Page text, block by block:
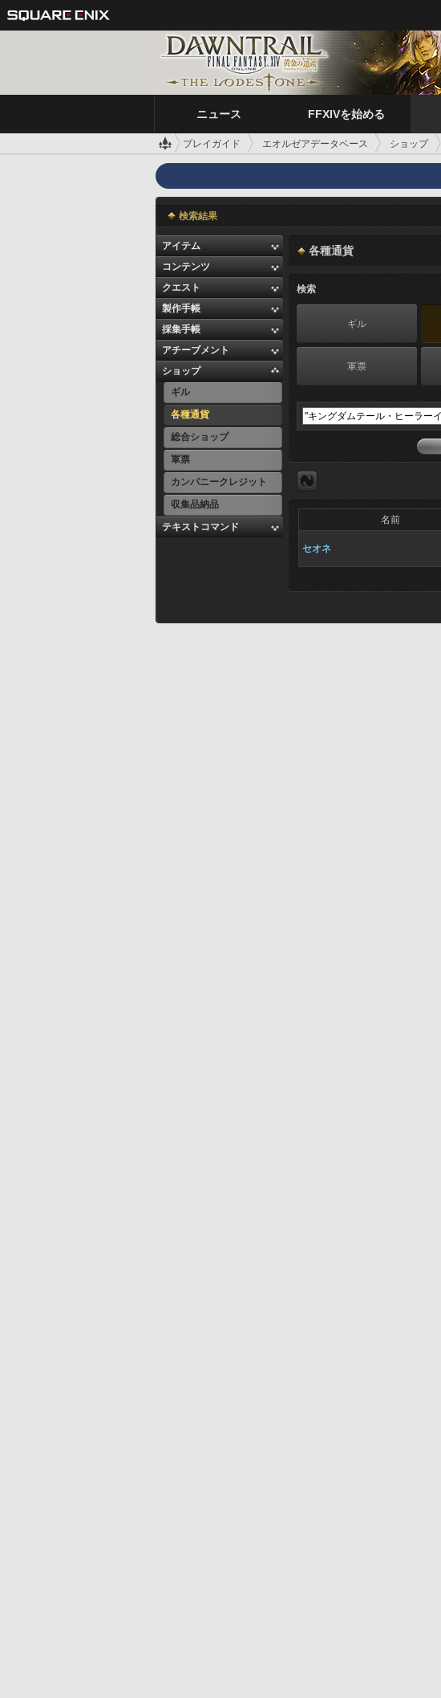
ニュース FFXIVを始める
プレイガイド エオルゼアデータベース ショップ
検索結果
アイテム
コンテンツ
クエスト
製作手帳
採集手帳
アチーブメント
ショップ
ギル
各種通貨
総合ショップ
軍票
カンパニークレジット
収集品納品
テキストコマンド
各種通貨
検索
ギル
軍票
名前
セオネ